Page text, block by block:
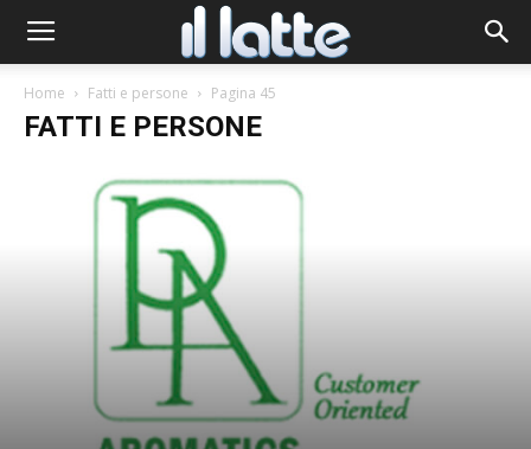
Home Fatti e persone Pagina 45
FATTI E PERSONE